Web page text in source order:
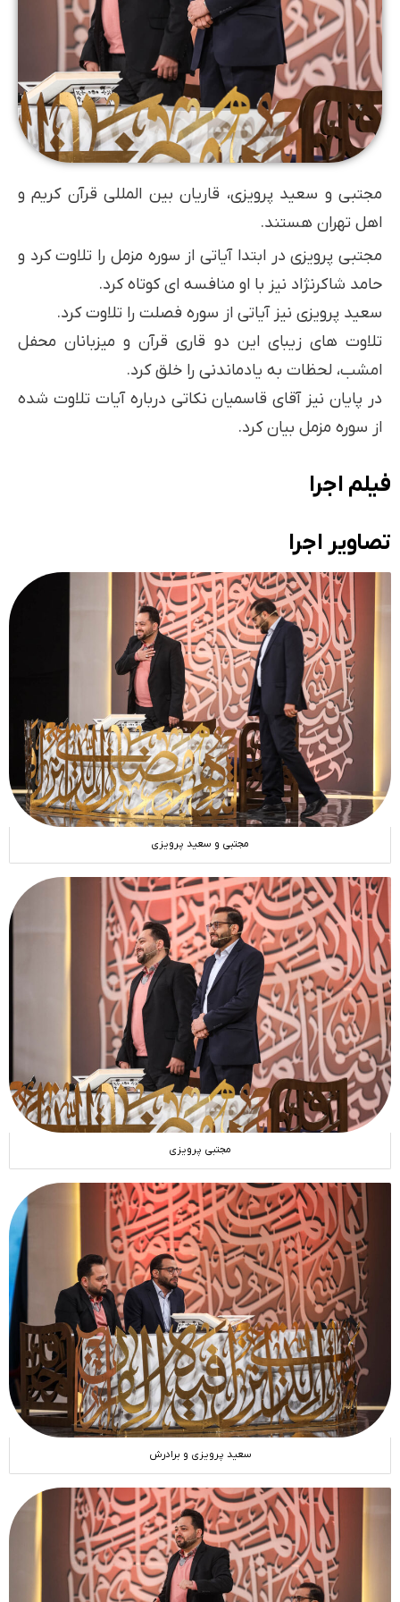
مجتبی و سعید پرویزی، قاریان بین المللی قرآن کریم و
اهل تهران هستند.
مجتبی پرویزی در ابتدا آیاتی از سوره مزمل را تلاوت کرد و
حامد شاکرنژاد نیز با او منافسه ای کوتاه کرد.
سعید پرویزی نیز آیاتی از سوره فصلت را تلاوت کرد.
تلاوت های زیبای این دو قاری قرآن و میزبانان محفل
امشب، لحظات به یادماندنی را خلق کرد.
در پایان نیز آقای قاسمیان نکاتی درباره آیات تلاوت شده
از سوره مزمل بیان کرد.
فیلم اجرا
تصاویر اجرا
مجتبی و سعید پرویزی
مجتبی پرویزی
سعید پرویزی و برادرش